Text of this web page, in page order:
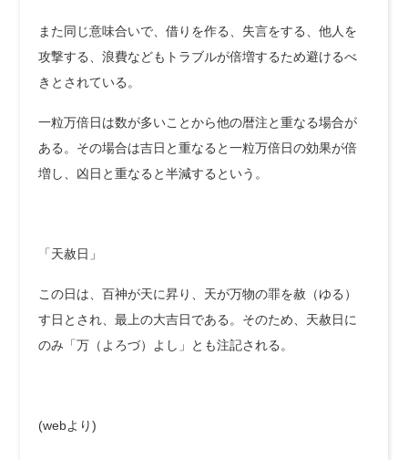
また同じ意味合いで、借りを作る、失言をする、他人を
攻撃する、浪費などもトラブルが倍増するため避けるべ
きとされている。
一粒万倍日は数が多いことから他の暦注と重なる場合が
ある。その場合は吉日と重なると一粒万倍日の効果が倍
増し、凶日と重なると半減するという。
「天赦日」
この日は、百神が天に昇り、天が万物の罪を赦（ゆる）
す日とされ、最上の大吉日である。そのため、天赦日に
のみ「万（よろづ）よし」とも注記される。
(webより)